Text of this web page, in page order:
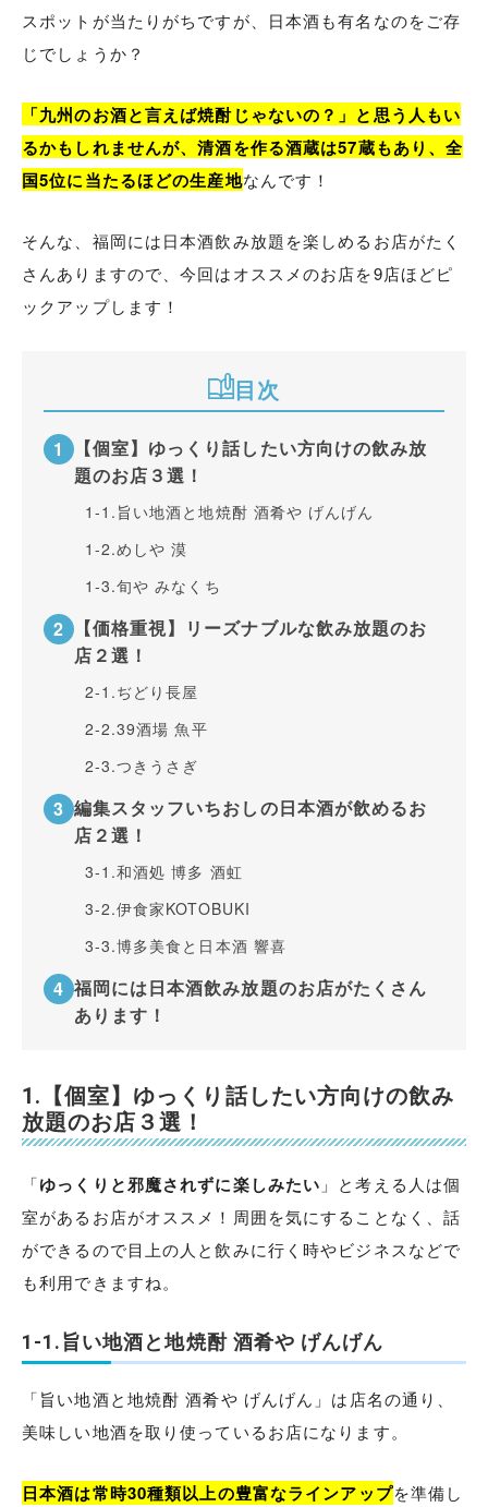
スポットが当たりがちですが、日本酒も有名なのをご存
じでしょうか？
「九州のお酒と言えば焼酎じゃないの？」と思う人もい
るかもしれませんが、清酒を作る酒蔵は57蔵もあり、全
国5位に当たるほどの生産地なんです！
そんな、福岡には日本酒飲み放題を楽しめるお店がたく
さんありますので、今回はオススメのお店を9店ほどピ
ックアップします！
目次
【個室】ゆっくり話したい方向けの飲み放
題のお店３選！
1-1. 旨い地酒と地焼酎 酒肴や げんげん
1-2.めしや 漠
1-3.旬や みなくち
【価格重視】リーズナブルな飲み放題のお
店２選！
2-1.ぢどり長屋
2-2.39酒場 魚平
2-3.つきうさぎ
編集スタッフいちおしの日本酒が飲めるお
店２選！
3-1.和酒処 博多 酒虹
3-2.伊食家KOTOBUKI
3-3.博多美食と日本酒 響喜
福岡には日本酒飲み放題のお店がたくさん
あります！
1.【個室】ゆっくり話したい方向けの飲み
放題のお店３選！
「ゆっくりと邪魔されずに楽しみたい 」と考える人は個
室があるお店がオススメ！周囲を気にすることなく、話
ができるので目上の人と飲みに行く時やビジネスなどで
も利用できますね。
1-1.旨い地酒と地焼酎 酒肴や げんげん
「旨い地酒と地焼酎 酒肴や げんげん」は店名の通り、
美味しい地酒を取り使っているお店になります。
日本酒は常時30種類以上の豊富なラインアップを準備し